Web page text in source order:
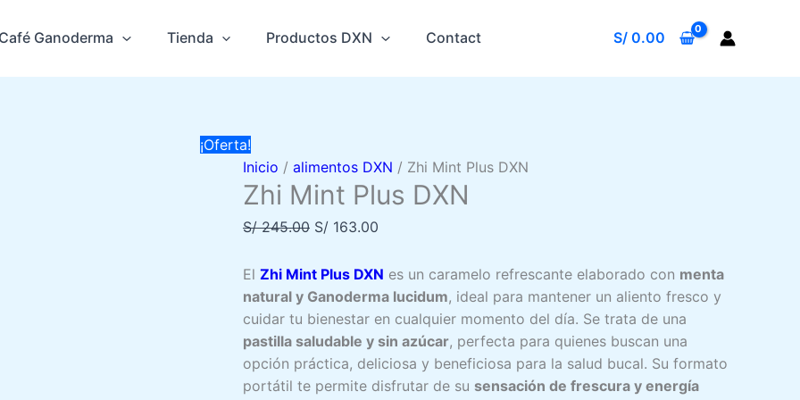
Café Ganoderma Tienda Productos DXN Contact S/0.00
¡Oferta!
Inicio / alimentos DXN / Zhi Mint Plus DXN
Zhi Mint Plus DXN
S/245.00 El
original
era:
S/ 245.00.
S/ 163.00
actual
es:
S/ 163.00.
El Zhi Mint Plus DXN es un caramelo refrescante elaborado con menta
natural y Ganoderma lucidum, ideal para mantener un aliento fresco y
cuidar tu bienestar en cualquier momento del día. Se trata de una
pastilla saludable y sin azúcar, perfecta para quienes buscan una
opción práctica, deliciosa y beneficiosa para la salud bucal. Su formato
portátil te permite disfrutar de su sensación de frescura y energía
era:
es:
cantidad